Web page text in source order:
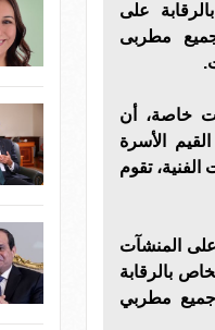
رقم 38 لسنة 2002 الخاص بالرقابة على
جميع مطربى
خاصة، أن
الأسرة
تقوم
المنشآت
والمحال العامة لضبط الخارجين عن القانون 38 لسنه 2002 الخاص بالرقابة
جميع مطربي